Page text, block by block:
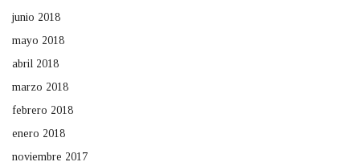
junio 2018
mayo 2018
abril 2018
marzo 2018
febrero 2018
enero 2018
noviembre 2017